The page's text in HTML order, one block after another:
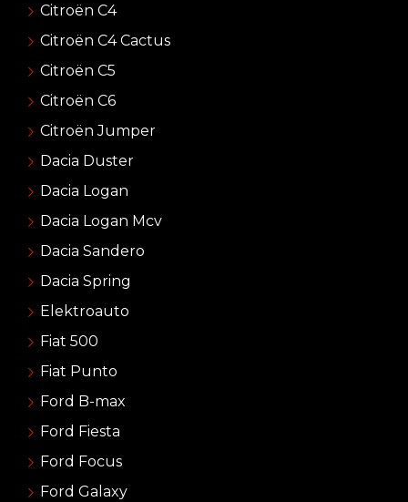
Citroën C4
Citroën C4 Cactus
Citroën C5
Citroën C6
Citroën Jumper
Dacia Duster
Dacia Logan
Dacia Logan Mcv
Dacia Sandero
Dacia Spring
Elektroauto
Fiat 500
Fiat Punto
Ford B-max
Ford Fiesta
Ford Focus
Ford Galaxy